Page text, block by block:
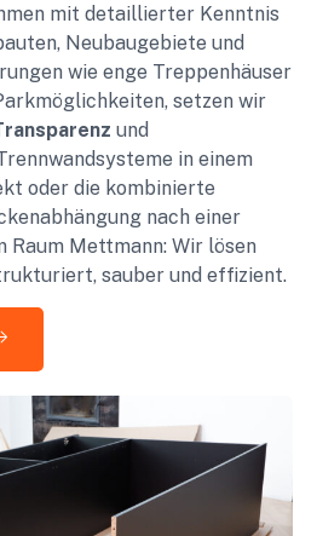
mit detaillierter Kenntnis
Neubaugebiete und
wie enge Treppenhäuser
setzen wir
und
in einem
oder die kombinierte
nach einer
Raum Mettmann: Wir lösen
sauber und effizient.